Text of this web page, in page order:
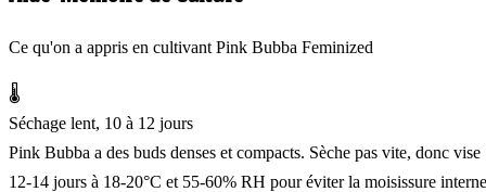
Ce qu'on a appris en cultivant Pink Bubba Feminized
🌡️
Séchage lent, 10 à 12 jours
Pink Bubba a des buds denses et compacts. Sèche pas vite, donc vise
12-14 jours à 18-20°C et 55-60% RH pour éviter la moisissure interne